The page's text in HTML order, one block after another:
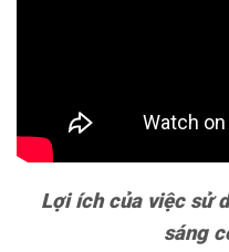
Lợi ích của việc sử
sáng